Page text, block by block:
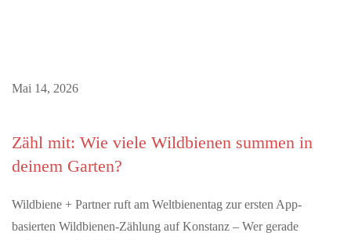
Mai 14, 2026
Zähl mit: Wie viele Wildbienen summen in
deinem Garten?
Wildbiene + Partner ruft am Weltbienentag zur ersten App-
basierten Wildbienen-Zählung auf Konstanz – Wer gerade